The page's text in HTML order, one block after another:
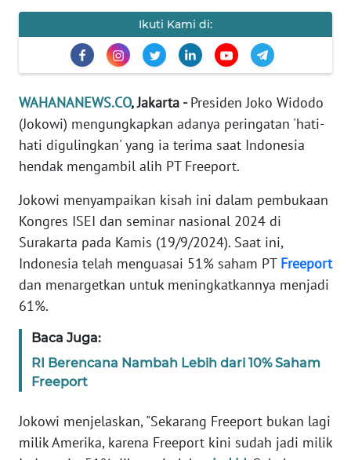
Ikuti Kami di:
WAHANANEWS.CO, Jakarta -Presiden Joko Widodo
(Jokowi) mengungkapkan adanya peringatan 'hati-
hati digulingkan' yang ia terima saat Indonesia
hendak mengambil alih PT Freeport.
Jokowi menyampaikan kisah ini dalam pembukaan
Kongres ISEI dan seminar nasional 2024 di
Surakarta pada Kamis (19/9/2024). Saat ini,
Indonesia telah menguasai 51% saham PT Freeport
dan menargetkan untuk meningkatkannya menjadi
61%.
Baca Juga:
RI Berencana Nambah Lebih dari 10% Saham
Freeport
Jokowi menjelaskan, "Sekarang Freeport bukan lagi
milik Amerika, karena Freeport kini sudah jadi milik
EDITORIAL
INDEKS
BERITA
KONTAK
KAMI
INFO
IKLAN
TENTANG
KAMI
MEDIA
SIBER
REDAKSI